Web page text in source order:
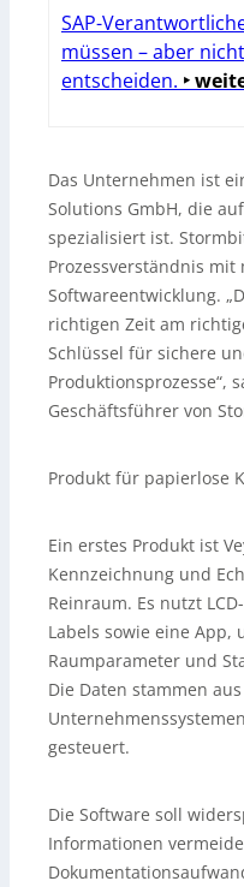
SAP-
müssen – aber
entscheiden. ‣
Das Unternehmen ist
Solutions GmbH, die
spezialisiert ist.
Prozessverständnis mit
Softwareentwicklung.
richtigen Zeit am
Schlüssel für sichere
Produktionsprozesse“,
Geschäftsführer von
Produkt für papierlose
Ein erstes Produkt ist
Kennzeichnung und
Reinraum. Es nutzt
Labels sowie eine App,
Raumparameter und
Die Daten stammen
gesteuert.
Die Software soll
Informationen